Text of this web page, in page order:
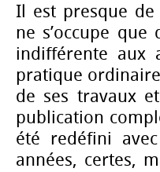
Il est presque
ne s’occupe
indifférente aux
pratique
de ses travaux
publication
été redéfini
années, certes,